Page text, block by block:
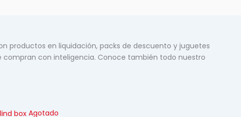
productos en liquidación, packs de descuento y juguetes
compran con inteligencia. Conoce también todo nuestro
Agotado